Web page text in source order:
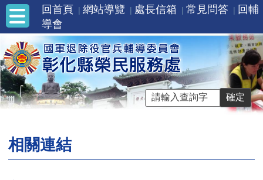
回首頁 網站導覽 處長信箱 常見問答
回輔
導會
相關連結